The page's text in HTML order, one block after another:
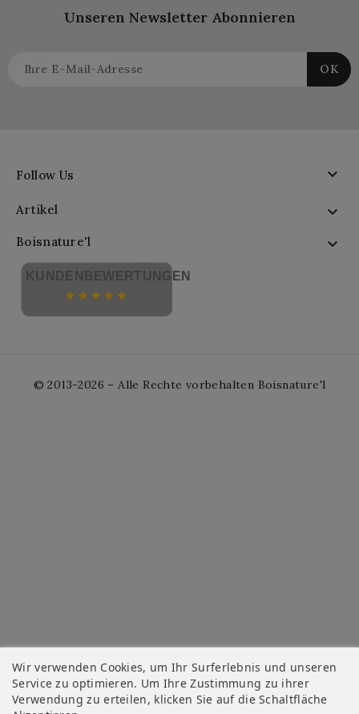
Unseren Newsletter Abonnieren
Follow Us 
Artikel 
Boisnature'l 
Wir verwenden Cookies, um Ihr Surferlebnis und unseren
Service zu optimieren. Um Ihre Zustimmung zu ihrer
Verwendung zu erteilen, klicken Sie auf die Schaltfläche
KUNDENBEWERTUNGEN
© 2013-2026 – Alle Rechte vorbehalten Boisnature'l